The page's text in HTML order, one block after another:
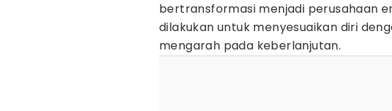
bertransformasi menjadi perusahaan
dilakukan untuk menyesuaikan diri
mengarah pada keberlanjutan.